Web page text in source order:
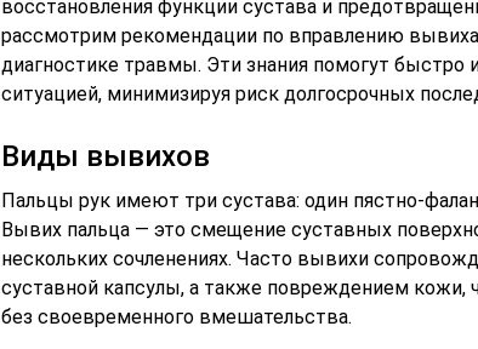
восстановления функции сустава и
рассмотрим рекомендации по вправлению
диагностике травмы. Эти знания помогут быстро
ситуацией, минимизируя риск долгосрочных
Виды вывихов
Пальцы рук имеют три сустава: один пястно-
Вывих пальца — это смещение суставных
нескольких сочленениях. Часто вывихи
суставной капсулы, а также повреждением
без своевременного вмешательства.